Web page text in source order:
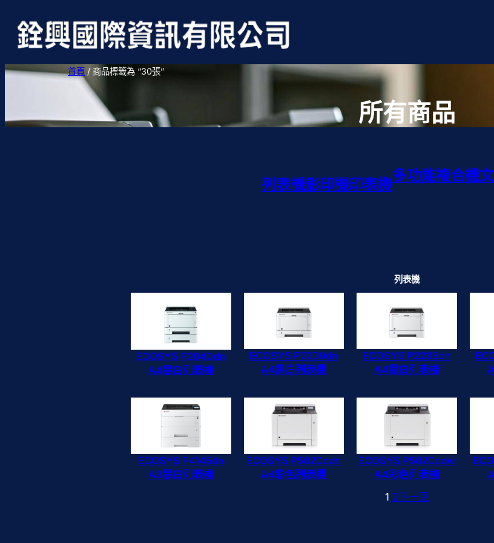
首頁 / 商品標籤為 “30張”
所有商品
列表機影印機印表機
多功能複合機
列表機
ECOSYS P2040dn
A4黑白列表機
ECOSYS P2230dn
A4黑白列表機
ECOSYS P2235dn
A4黑白列表機
ECOSYS P4145dn
A3黑白列表機
ECOSYS P5020cdn
A4彩色列表機
ECOSYS P5020cdw
A4彩色列表機
1 2下一頁